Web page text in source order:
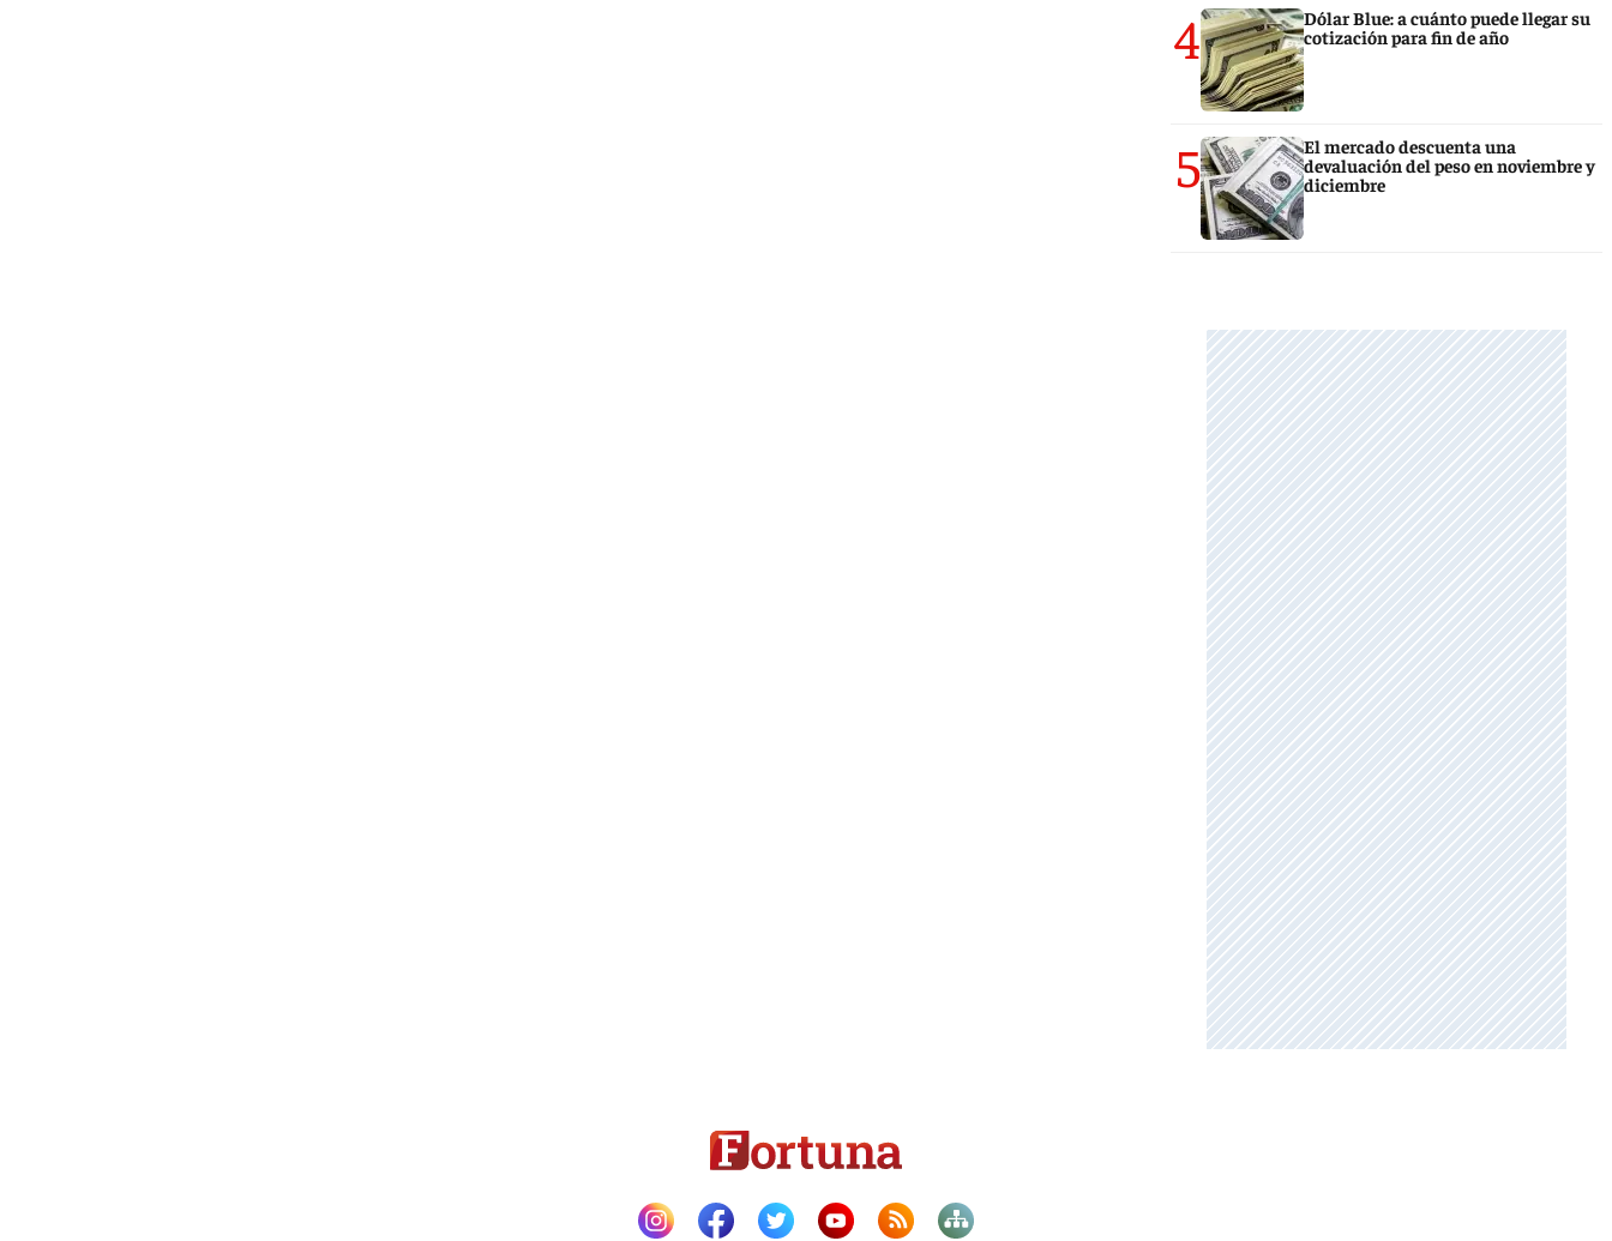
4
Dólar Blue: a cuánto puede llegar su
cotización para fin de año
5
El mercado descuenta una
devaluación del peso en noviembre y
diciembre